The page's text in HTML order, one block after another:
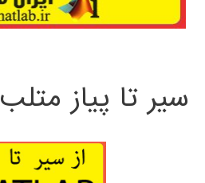
سیر تا پیاز متلب MATLAB